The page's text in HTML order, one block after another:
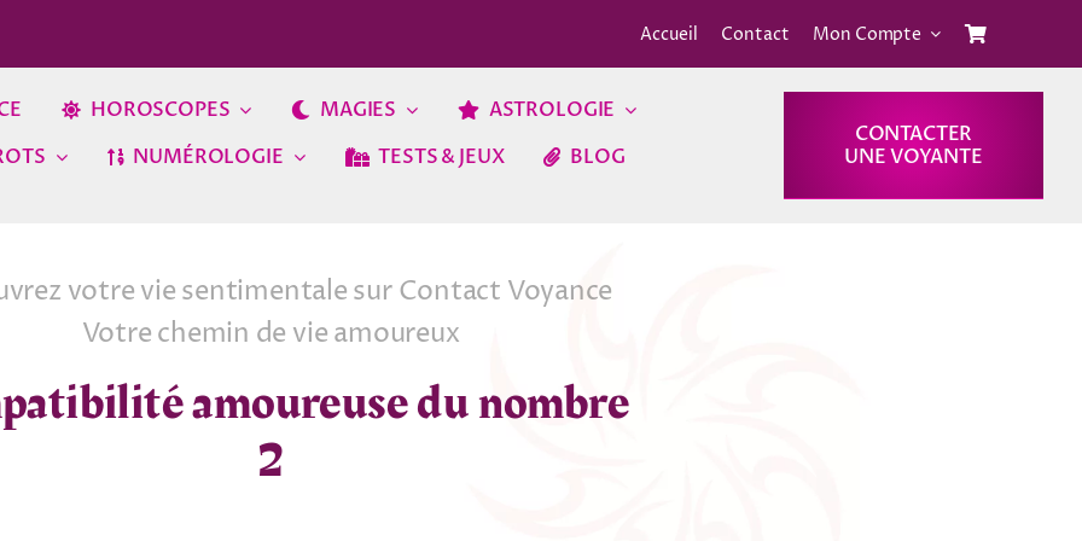
Accueil Contact Mon Compte
HOROSCOPES MAGIES
ASTROLOGIE
NUMÉROLOGIE TESTS & JEUX BLOG
CONTACTER
UNE VOYANTE
votre vie sentimentale sur Contact Voyance
Votre chemin de vie amoureux
amoureuse du nombre
2